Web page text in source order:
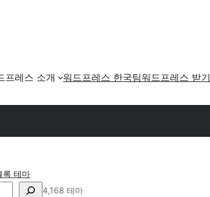
프레스 소개 워드프레스 한국팀워드프레스 받기
록 테마
4,168 테마